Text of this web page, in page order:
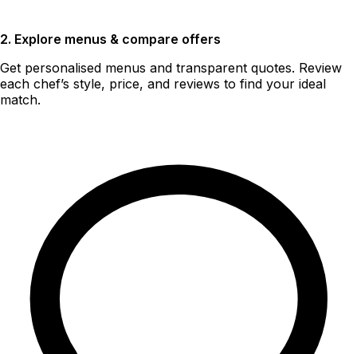
2. Explore menus & compare offers
Get personalised menus and transparent quotes. Review
each chef’s style, price, and reviews to find your ideal
match.